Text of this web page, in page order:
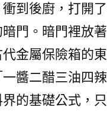
到後廚，打開
門。暗門裡放
金屬保險箱的
醬二醋三油四辣
界的基礎公式，